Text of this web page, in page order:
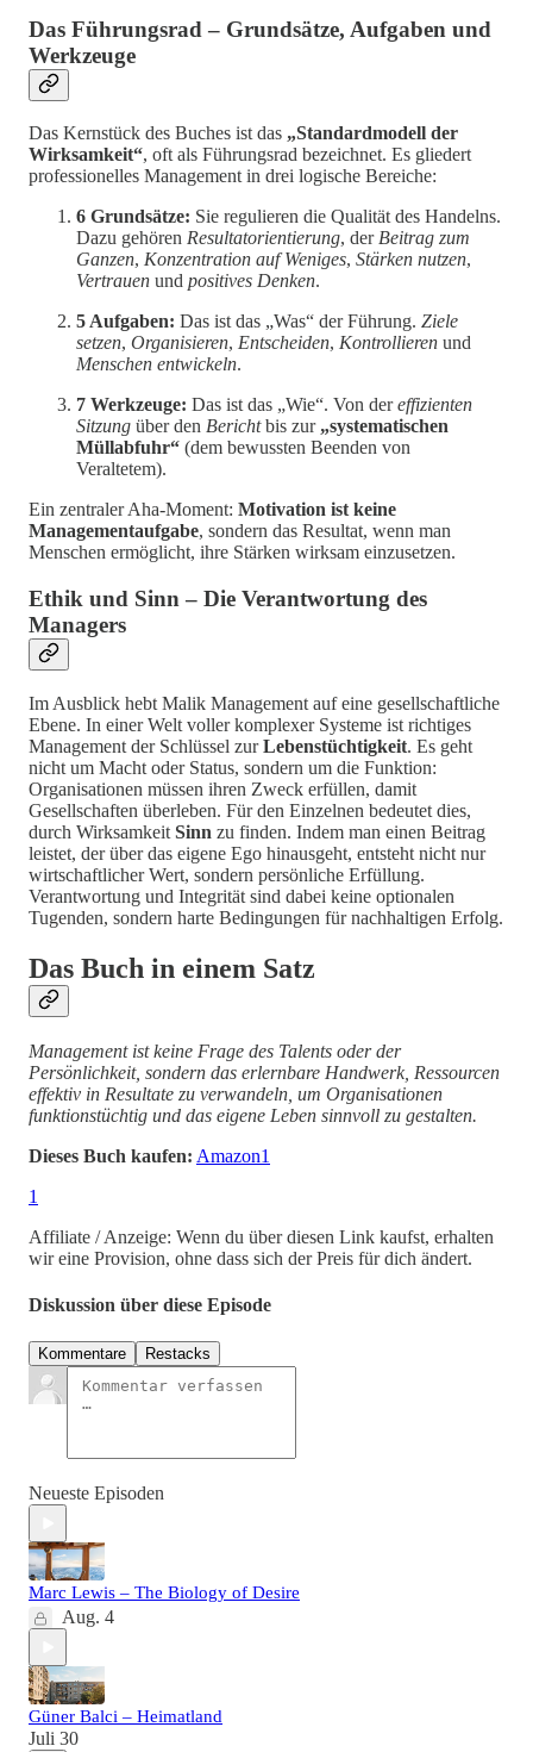
Das Führungsrad – Grundsätze, Aufgaben und
Werkzeuge
Das Kernstück des Buches ist das „Standardmodell der
Wirksamkeit“, oft als Führungsrad bezeichnet. Es gliedert
professionelles Management in drei logische Bereiche:
6 Grundsätze: Sie regulieren die Qualität des Handelns.
Dazu gehören Resultatorientierung, derBeitrag zum
Ganzen, Konzentration auf Weniges, Stärken nutzen,
Vertrauen und positives Denken.
5 Aufgaben: Das ist das „Was“ der Führung. Ziele
setzen, Organisieren, Entscheiden, Kontrollieren und
Menschen entwickeln.
7 Werkzeuge: Das ist das „Wie“. Von dereffizienten
Sitzung über den Berichtbis zur „systematischen
Müllabfuhr“ (dem bewussten Beenden von
Veraltetem).
Ein zentraler Aha-Moment: Motivation ist keine
Managementaufgabe, sondern das Resultat, wenn man
Menschen ermöglicht, ihre Stärken wirksam einzusetzen.
Ethik und Sinn – Die Verantwortung des
Managers
Im Ausblick hebt Malik Management auf eine gesellschaftliche
Ebene. In einer Welt voller komplexer Systeme ist richtiges
Management der Schlüssel zurLebenstüchtigkeit. Es geht
nicht um Macht oder Status, sondern um die Funktion:
Organisationen müssen ihren Zweck erfüllen, damit
Gesellschaften überleben. Für den Einzelnen bedeutet dies,
durch Wirksamkeit Sinn zu finden. Indem man einen Beitrag
leistet, der über das eigene Ego hinausgeht, entsteht nicht nur
wirtschaftlicher Wert, sondern persönliche Erfüllung.
Verantwortung und Integrität sind dabei keine optionalen
Tugenden, sondern harte Bedingungen für nachhaltigen Erfolg.
Das Buch in einem Satz
Management ist keine Frage des Talents oder der
Persönlichkeit, sondern das erlernbare Handwerk, Ressourcen
effektiv in Resultate zu verwandeln, um Organisationen
funktionstüchtig und das eigene Leben sinnvoll zu gestalten.
Dieses Buch kaufen: Amazon1
1
Affiliate / Anzeige: Wenn du über diesen Link kaufst, erhalten
wir eine Provision, ohne dass sich der Preis für dich ändert.
Diskussion über diese Episode
Kommentare Restacks
Neueste Episoden
Marc Lewis – The Biology of Desire
Aug. 4
Güner Balci – Heimatland
Juli 30